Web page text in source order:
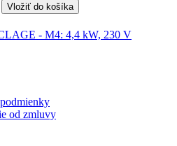
Vložiť do košíka
od zmluvy